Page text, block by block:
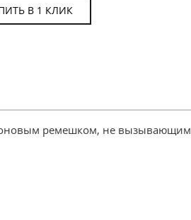
В 1 КЛИК
ремешком, не вызывающим